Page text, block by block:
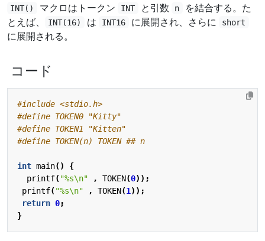
INT() マクロはトークン INT と引数 n
を結合する。た
とえば、
INT(16) は INT16 に展開され、さらに short
に展開される。
コード
#include <stdio.h>
int main()
{
printf("%s\n" , TOKEN(0));
printf("%s\n" , TOKEN(1 ));
return 0;
}